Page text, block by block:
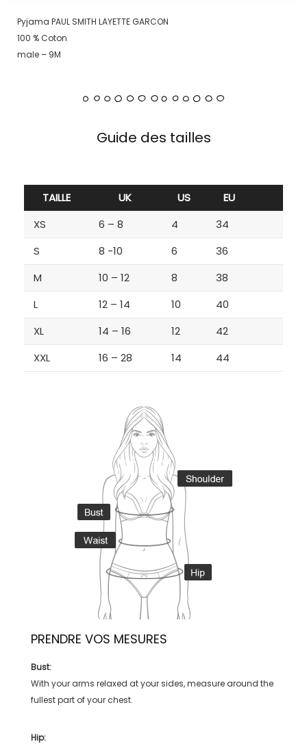
Pyjama PAUL SMITH LAYETTE GARCON
100 % Coton
male – 9M
Guide des tailles
TAILLE UK US
EU
XS
6 – 8 4
34
S
8 -10 6
36
M
10 – 12 8
38
L
12 – 14 10
40
XL
14 – 16 12
42
XXL
16 – 28 14 44
PRENDRE VOS MESURES
Bust:
With your arms relaxed at your sides, measure around the
fullest part of your chest.
Hip: